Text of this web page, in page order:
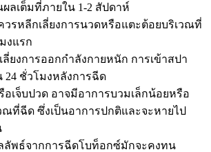
ลเต็มที่ภายใน 1-2 สัปดาห์
วรหลีกเลี่ยงการนวดหรือแตะต้อยบริเวณที่
งแรก
ลี่ยงการออกกำลังกายหนัก การเข้าสปา
24 ชั่วโมงหลังการฉีด
อเจ็บปวด อาจมีอาการบวมเล็กน้อยหรือ
ณที่ฉีด ซึ่งเป็นอาการปกติและจะหายไป
ลัพธ์จากการฉีดโบท็อกซ์มักจะคงทน